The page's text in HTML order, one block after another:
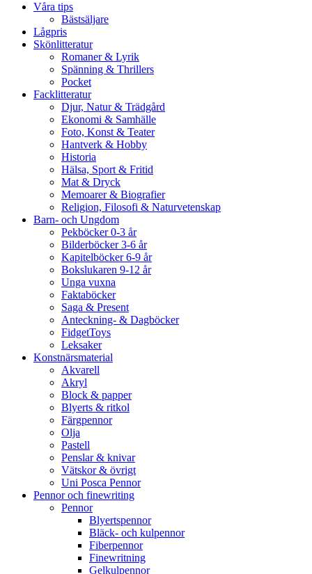
Våra tips
Bästsäljare
Lågpris
Skönlitteratur
Romaner & Lyrik
Spänning & Thrillers
Pocket
Facklitteratur
Djur, Natur & Trädgård
Ekonomi & Samhälle
Foto, Konst & Teater
Hantverk & Hobby
Historia
Hälsa, Sport & Fritid
Mat & Dryck
Memoarer & Biografier
Religion, Filosofi & Naturvetenskap
Barn- och Ungdom
Pekböcker 0-3 år
Bilderböcker 3-6 år
Kapitelböcker 6-9 år
Bokslukaren 9-12 år
Unga vuxna
Faktaböcker
Saga & Present
Anteckning- & Dagböcker
FidgetToys
Leksaker
Konstnärsmaterial
Akvarell
Akryl
Block & papper
Blyerts & ritkol
Färgpennor
Olja
Pastell
Penslar & knivar
Vätskor & övrigt
Uni Posca Pennor
Pennor och finewriting
Pennor
Blyertspennor
Bläck- och kulpennor
Fiberpennor
Finewritning
Gelkulpennor